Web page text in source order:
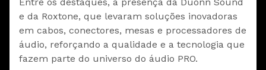
e da Roxtone, que levaram soluções inovadoras
em cabos, conectores, mesas e processadores de
áudio, reforçando a qualidade e a tecnologia que
fazem parte do universo do áudio PRO.